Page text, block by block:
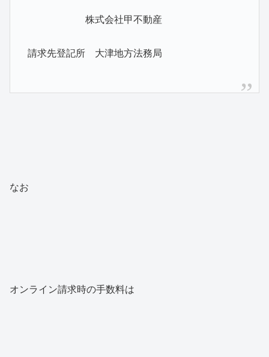
株式会社甲不動産
請求先登記所 大津地方法務局
なお
オンライン請求時の手数料は